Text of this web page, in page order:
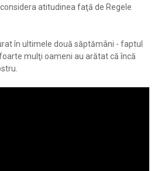
atitudinea faţă de Regele
în ultimele două săptămâni - faptul
mulţi oameni au arătat că încă